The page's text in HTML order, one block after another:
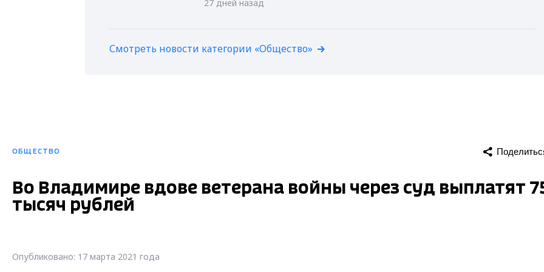
27 дней назад
Смотреть новости категории «Общество»
ОБЩЕСТВО
Во Владимире вдове ветерана войны через суд выплатят
тысяч рублей
Опубликовано: 17 марта 2021 года